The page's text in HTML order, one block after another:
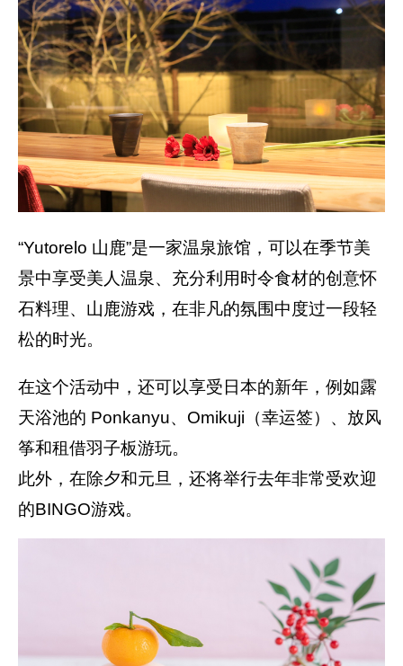
“Yutorelo 山鹿”是一家温泉旅馆，可以在季节美
景中享受美人温泉、充分利用时令食材的创意怀
石料理、山鹿游戏，在非凡的氛围中度过一段轻
松的时光。
在这个活动中，还可以享受日本的新年，例如露
天浴池的 Ponkanyu、Omikuji（幸运签）、放风
筝和租借羽子板游玩。
此外，在除夕和元旦，还将举行去年非常受欢迎
的BINGO游戏。